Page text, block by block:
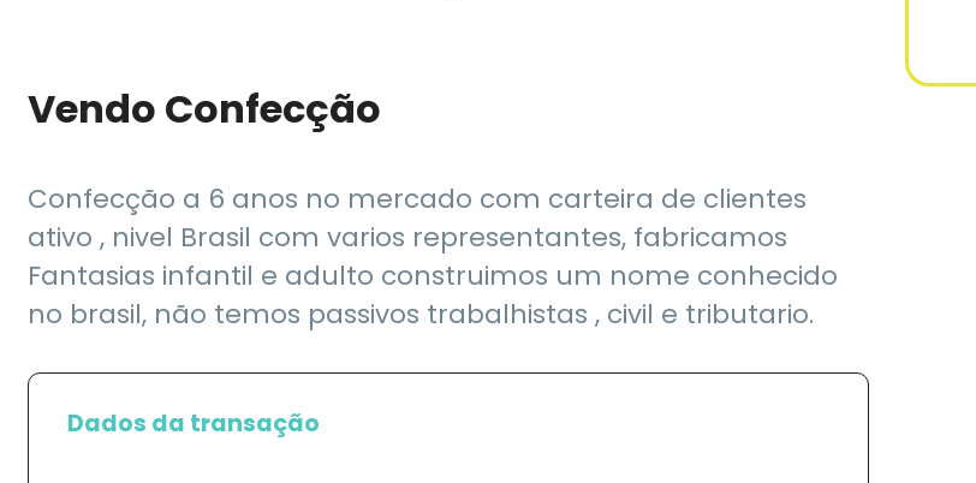
Vendo Confecção
Confecção a 6 anos no mercado com carteira de clientes
ativo , nivel Brasil com varios representantes, fabricamos
Fantasias infantil e adulto construimos um nome conhecido
no brasil, não temos passivos trabalhistas , civil e tributario.
Dados da transação